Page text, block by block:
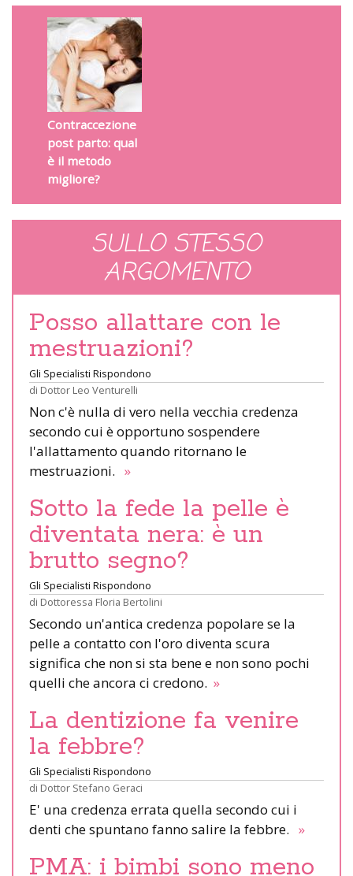
Contraccezione
post parto: qual
è il metodo
migliore?
SULLO STESSO
ARGOMENTO
Posso allattare con le
mestruazioni?
Gli Specialisti Rispondono
di Dottor Leo Venturelli
Non c'è nulla di vero nella vecchia credenza
secondo cui è opportuno sospendere
l'allattamento quando ritornano le
mestruazioni. »
Sotto la fede la pelle è
diventata nera: è un
brutto segno?
Gli Specialisti Rispondono
di Dottoressa Floria Bertolini
Secondo un'antica credenza popolare se la
pelle a contatto con l'oro diventa scura
significa che non si sta bene e non sono pochi
quelli che ancora ci credono. »
La dentizione fa venire
la febbre?
Gli Specialisti Rispondono
di Dottor Stefano Geraci
E' una credenza errata quella secondo cui i
denti che spuntano fanno salire la febbre. »
PMA: i bimbi sono meno